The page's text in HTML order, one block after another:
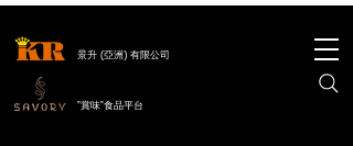
景升 (亞洲) 有限公司
"賞味"食品平台